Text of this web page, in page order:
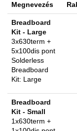
Megnevezés
Breadboard
Kit - Large
3x630term +
5x100dis pont
Solderless
Breadboard
Kit: Large
Breadboard
Kit - Small
1x630term +